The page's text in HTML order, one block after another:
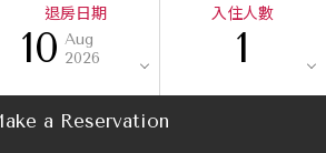
退房日期
10 Aug
2026
入住人數
1
a Reservation